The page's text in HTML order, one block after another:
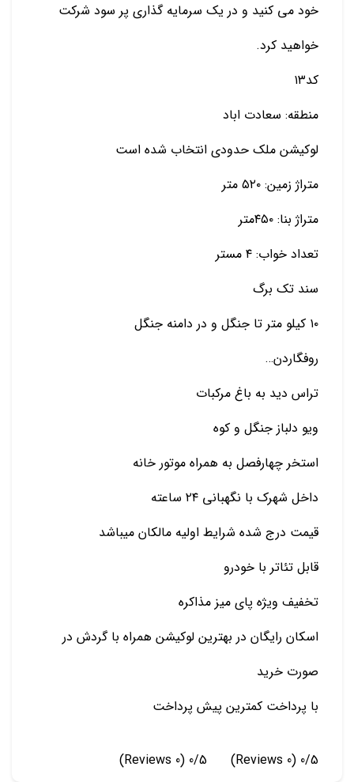
خود می کنید و در یک سرمایه گذاری پر سود شرکت
خواهید کرد.
کد۱۳
منطقه: سعادت اباد
لوکیشن ملک حدودی انتخاب شده است
متراژ زمین: ۵۲۰ متر
متراژ بنا: ۴۵۰متر
تعداد خواب: ۴ مستر
سند تک برگ
۱۰ کیلو متر تا جنگل و در دامنه جنگل
روفگاردن…
تراس دید به باغ مرکبات
ویو دلباز جنگل و کوه
استخر چهارفصل به همراه موتور خانه
داخل شهرک با نگهبانی ۲۴ ساعته
قیمت درج شده شرایط اولیه مالکان میباشد
قابل تئاتر با خودرو
تخفیف ویژه پای میز مذاکره
اسکان رایگان در بهترین لوکیشن همراه با گردش در
صورت خرید
با پرداخت کمترین پیش پرداخت
0/5
(0 Reviews)
0/5
(0 Reviews)